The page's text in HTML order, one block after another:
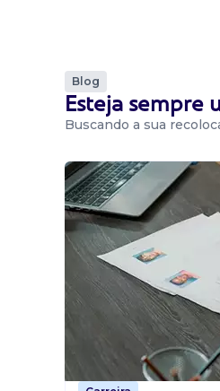
Blog
Esteja sempre
Buscando a sua